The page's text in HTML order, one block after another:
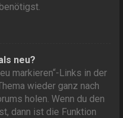
neu?
markieren“-Links in der
wieder ganz nach
holen. Wenn du den
dann ist die Funktion